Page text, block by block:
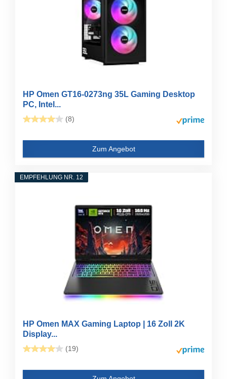
HP Omen GT16-0273ng 35L Gaming Desktop
PC, Intel...
(8)
Zum Angebot
EMPFEHLUNG NR. 12
HP Omen MAX Gaming Laptop | 16 Zoll 2K
Display...
(19)